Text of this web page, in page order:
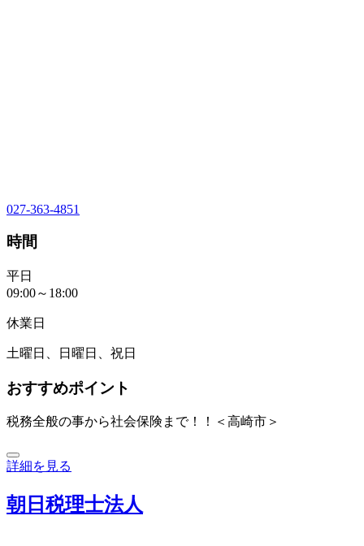
027-363-4851
時間
平日
09:00～18:00
休業日
土曜日、日曜日、祝日
おすすめポイント
税務全般の事から社会保険まで！！＜高崎市＞
詳細を見る
朝日税理士法人